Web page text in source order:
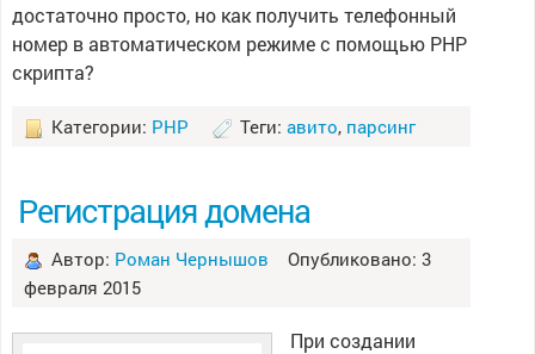
достаточно просто, но как получить телефонный
номер в автоматическом режиме с помощью PHP
скрипта?
Категории: PHP Теги: авито, парсинг
Регистрация домена
Автор: Роман Чернышов Опубликовано: 3
февраля 2015
При создании